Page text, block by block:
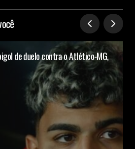
de duelo contra o Atlético-MG,